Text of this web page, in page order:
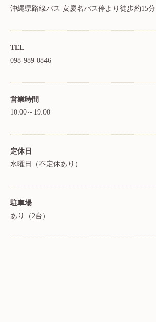
沖縄県路線バス 安慶名バス停より徒歩約15分
TEL
098-989-0846
営業時間
10:00～19:00
定休日
水曜日（不定休あり）
駐車場
あり（2台）